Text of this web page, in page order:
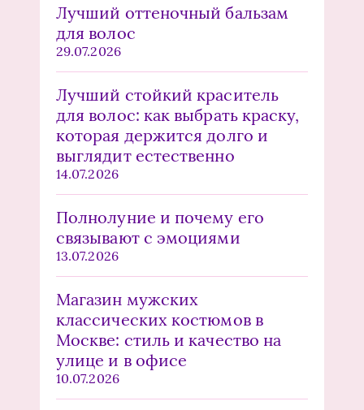
Лучший оттеночный бальзам
для волос
29.07.2026
Лучший стойкий краситель
для волос: как выбрать краску,
которая держится долго и
выглядит естественно
14.07.2026
Полнолуние и почему его
связывают с эмоциями
13.07.2026
Магазин мужских
классических костюмов в
Москве: стиль и качество на
улице и в офисе
10.07.2026